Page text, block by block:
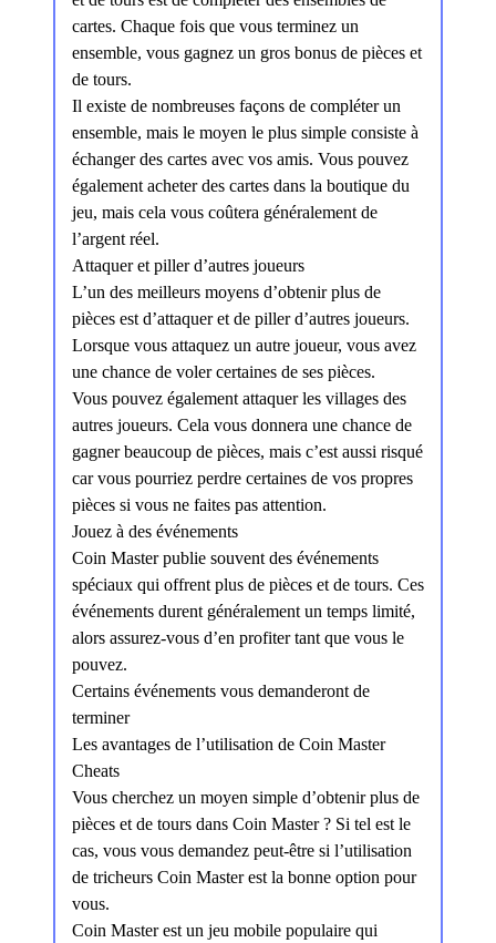
cartes. Chaque fois que vous terminez un
ensemble, vous gagnez un gros bonus de pièces et
de tours.
Il existe de nombreuses façons de compléter un
ensemble, mais le moyen le plus simple consiste à
échanger des cartes avec vos amis. Vous pouvez
également acheter des cartes dans la boutique du
jeu, mais cela vous coûtera généralement de
l’argent réel.
Attaquer et piller d’autres joueurs
L’un des meilleurs moyens d’obtenir plus de
pièces est d’attaquer et de piller d’autres joueurs.
Lorsque vous attaquez un autre joueur, vous avez
une chance de voler certaines de ses pièces.
Vous pouvez également attaquer les villages des
autres joueurs. Cela vous donnera une chance de
gagner beaucoup de pièces, mais c’est aussi risqué
car vous pourriez perdre certaines de vos propres
pièces si vous ne faites pas attention.
Jouez à des événements
Coin Master publie souvent des événements
spéciaux qui offrent plus de pièces et de tours. Ces
événements durent généralement un temps limité,
alors assurez-vous d’en profiter tant que vous le
pouvez.
Certains événements vous demanderont de
terminer
Les avantages de l’utilisation de Coin Master
Cheats
Vous cherchez un moyen simple d’obtenir plus de
pièces et de tours dans Coin Master ? Si tel est le
cas, vous vous demandez peut-être si l’utilisation
de tricheurs Coin Master est la bonne option pour
vous.
Coin Master est un jeu mobile populaire qui